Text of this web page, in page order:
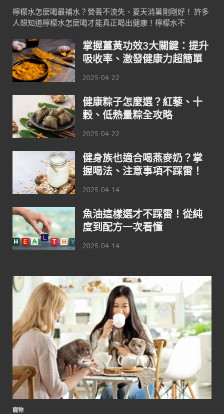
檸檬水怎麼喝最補水？營養不流失、夏天消暑剛剛好！ 許多
人想知道檸檬水怎麼喝才能真正喝出健康！檸檬水不
掌握薑黃功效3大關鍵：提升
吸收率、激發健康力超簡單
2025-04-22
健康粽子怎麼選？紅藜、十
穀、低熱量粽全攻略
2025-04-22
健身族也適合喝燕麥奶？掌
握喝法、注意事項不踩雷！
2025-04-14
魚油這樣選才不踩雷！從純
度到配方一次看懂
2025-04-14
寵物